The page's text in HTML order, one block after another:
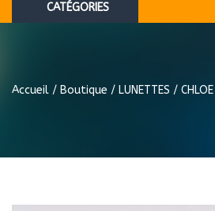
CATÉGORIES
Accueil / Boutique / LUNETTES / CHLOE